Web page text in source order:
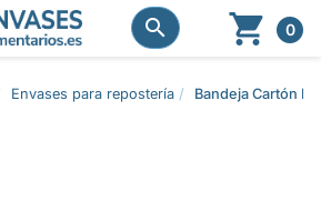

  0
Envases para repostería Bandeja Cartón